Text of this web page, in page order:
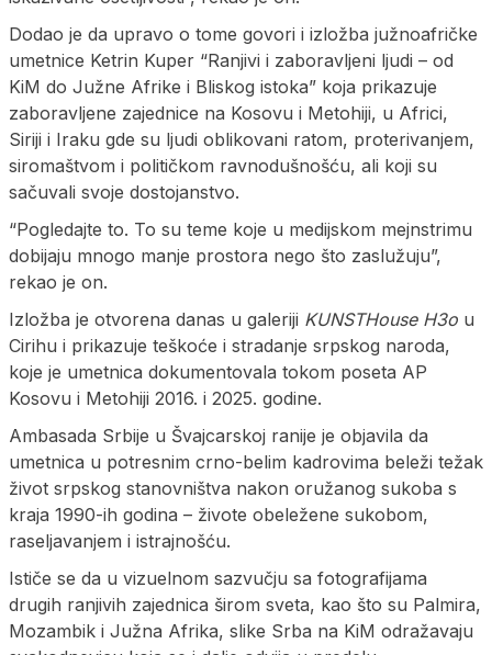
Dodao je da upravo o tome govori i izložba južnoafričke
umetnice Ketrin Kuper “Ranjivi i zaboravljeni ljudi – od
KiM do Južne Afrike i Bliskog istoka” koja prikazuje
zaboravljene zajednice na Kosovu i Metohiji, u Africi,
Siriji i Iraku gde su ljudi oblikovani ratom, proterivanjem,
siromaštvom i političkom ravnodušnošću, ali koji su
sačuvali svoje dostojanstvo.
“Pogledajte to. To su teme koje u medijskom mejnstrimu
dobijaju mnogo manje prostora nego što zaslužuju”,
rekao je on.
Izložba je otvorena danas u galeriji KUNSTHouse H3o u
Cirihu i prikazuje teškoće i stradanje srpskog naroda,
koje je umetnica dokumentovala tokom poseta AP
Kosovu i Metohiji 2016. i 2025. godine.
Ambasada Srbije u Švajcarskoj ranije je objavila da
umetnica u potresnim crno-belim kadrovima beleži težak
život srpskog stanovništva nakon oružanog sukoba s
kraja 1990-ih godina – živote obeležene sukobom,
raseljavanjem i istrajnošću.
Ističe se da u vizuelnom sazvučju sa fotografijama
drugih ranjivih zajednica širom sveta, kao što su Palmira,
Mozambik i Južna Afrika, slike Srba na KiM odražavaju